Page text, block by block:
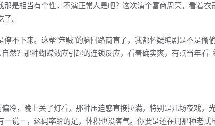
是相当有个性，不演正常人是吧？这次演个富商周荣，看着衣
。
不下来。这帮“笨贼”的脑回路简直了，我都怀疑编剧是不是偷
然？那种蝴蝶效应引起的连锁反应，看着确实爽，有点当年看
冷，晚上关了灯看，那种压迫感直接拉满，特别是几场夜戏，
说一，这码率给的足，体积也没客气。你要是还在用那种老式